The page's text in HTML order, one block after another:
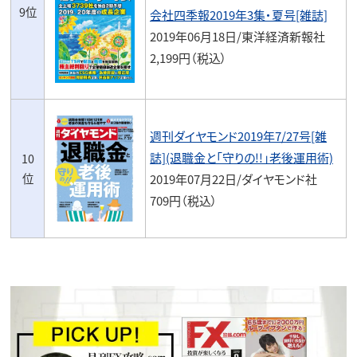
9位
会社四季報2019年3集・夏号[雑誌]
2019年06月18日/東洋経済新報社
2,199円（税込）
10
位
週刊ダイヤモンド2019年7/27号[雑
誌](退職金と「守りの!!」老後運用術)
2019年07月22日/ダイヤモンド社
709円（税込）